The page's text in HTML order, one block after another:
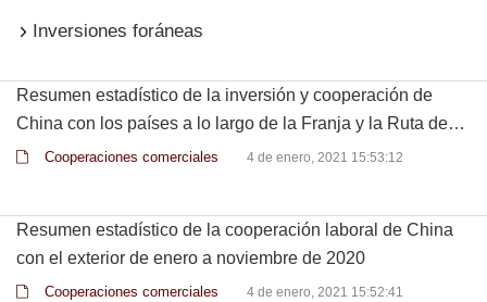
Inversiones foráneas
Resumen estadístico de la inversión y cooperación de
China con los países a lo largo de la Franja y la Ruta de
enero a noviembre de 2020
Cooperaciones comerciales 4 de enero, 2021 15:53:12
Resumen estadístico de la cooperación laboral de China
con el exterior de enero a noviembre de 2020
Cooperaciones comerciales 4 de enero, 2021 15:52:41